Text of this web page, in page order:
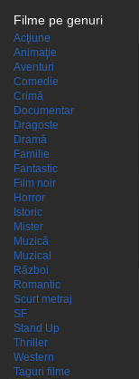
Filme pe genuri
Acţiune
Animaţie
Aventuri
Comedie
Crimă
Documentar
Dragoste
Dramă
Familie
Fantastic
Film noir
Horror
Istoric
Mister
Muzică
Muzical
Război
Romantic
Scurt metraj
SF
Stand Up
Thriller
Western
Taguri filme